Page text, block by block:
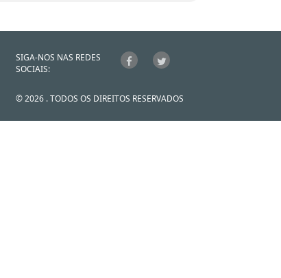
SIGA-NOS NAS REDES
SOCIAIS:
© 2026 . TODOS OS DIREITOS RESERVADOS